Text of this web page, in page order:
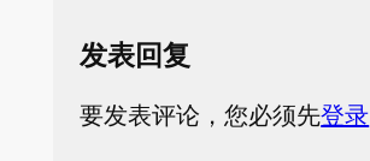
发表回复
要发表评论，您必须先登录